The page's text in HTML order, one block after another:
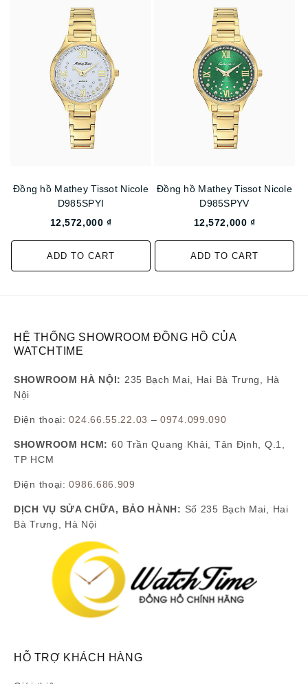
Đồng hồ Mathey Tissot Nicole
D985SPYI
12,572,000 ₫
ADD TO CART
Đồng hồ Mathey Tissot Nicole
D985SPYV
12,572,000 ₫
ADD TO CART
HỆ THỐNG SHOWROOM ĐỒNG HỒ CỦA
WATCHTIME
SHOWROOM HÀ NỘI: 235 Bạch Mai, Hai Bà Trưng, Hà
Nội
Điện thoại:024.66.55.22.03 –0974.099.090
SHOWROOM HCM: 60 Trần Quang Khải, Tân Định, Q.1,
TP HCM
Điện thoại:0986.686.909
DỊCH VỤ SỬA CHỮA, BẢO HÀNH: Số 235 Bạch Mai, Hai
Bà Trưng, Hà Nội
HỖ TRỢ KHÁCH HÀNG